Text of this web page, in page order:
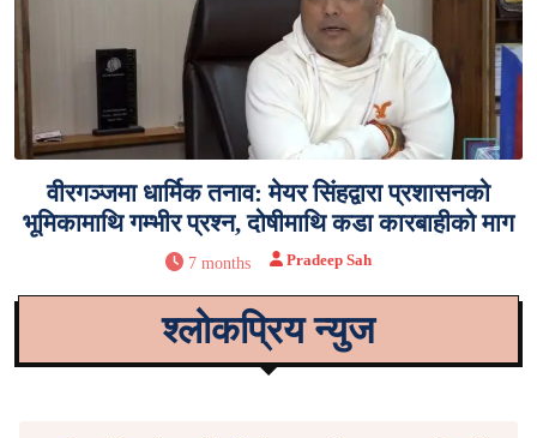
वीरगञ्जमा धार्मिक तनाव: मेयर सिंहद्वारा प्रशासनको
भूमिकामाथि गम्भीर प्रश्न, दोषीमाथि कडा कारबाहीको माग
7 months Pradeep Sah
श्लोकप्रिय न्युज